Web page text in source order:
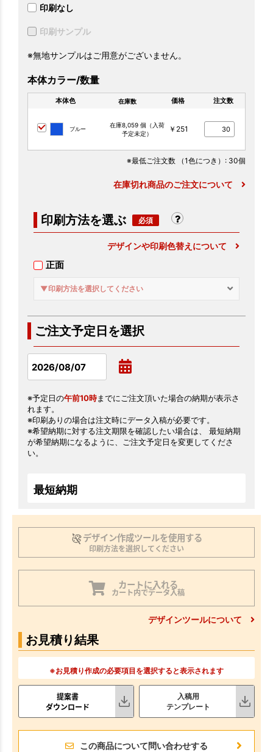
印刷なし
印刷サンプル
※無地サンプルはご用意がございません。
本体カラー/数量
本体色 在庫数 価格 注文数
ブルー
在庫8,059 個（入荷
予定未定）
￥251
※最低ご注文数 （1色につき） : 30個
在庫切れ商品のご注文について
印刷方法を選ぶ
デザインや印刷色替えについて
正面
▼印刷方法を選択してください
ご注文予定日を選択
※予定日の午前10時までにご注文頂いた場合の納期が表示さ
れます。
※印刷ありの場合は注文時にデータ入稿が必要です。
※希望納期に対する注文期限を確認したい場合は、 最短納期
が希望納期になるように、ご注文予定日を変更してくださ
い。
最短納期
デザイン作成ツールを使用する
印刷方法を選択してください
カートに入れる
カート内でデータ入稿
デザインツールについて
お見積り結果
※お見積り作成の必要項目を選択すると表示されます
提案書
ダウンロード
入稿用
テンプレート
この商品について問い合わせする